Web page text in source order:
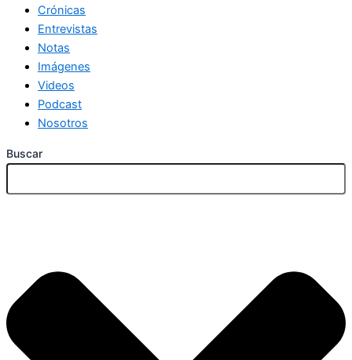
Crónicas
Entrevistas
Notas
Imágenes
Videos
Podcast
Nosotros
Buscar